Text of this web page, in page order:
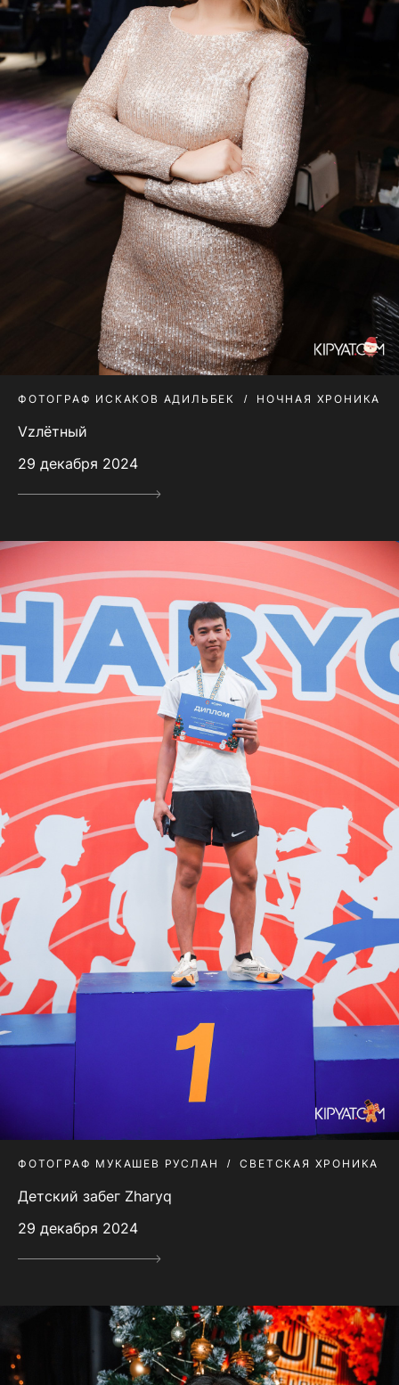
ФОТОГРАФ ИСКАКОВ АДИЛЬБЕК НОЧНАЯ ХРОНИКА
Vzлётный
29 декабря 2024
ФОТОГРАФ МУКАШЕВ РУСЛАН СВЕТСКАЯ ХРОНИКА
Детский забег Zharyq
29 декабря 2024